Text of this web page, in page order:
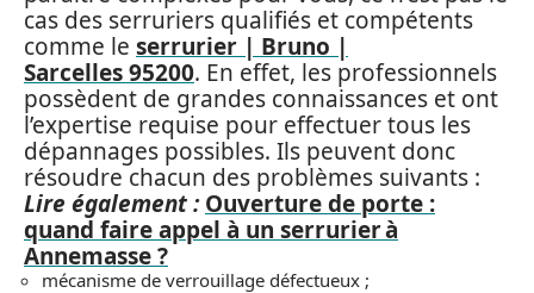
cas des serruriers qualifiés et compétents
comme le serrurier | Bruno |
Sarcelles 95200. En effet, les professionnels
possèdent de grandes connaissances et ont
l’expertise requise pour effectuer tous les
dépannages possibles. Ils peuvent donc
résoudre chacun des problèmes suivants :
Lire également : Ouverture de porte :
quand faire appel à un serrurier à
Annemasse ?
mécanisme de verrouillage défectueux ;